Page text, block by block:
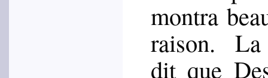
mon­tra
rai­son.
dit que